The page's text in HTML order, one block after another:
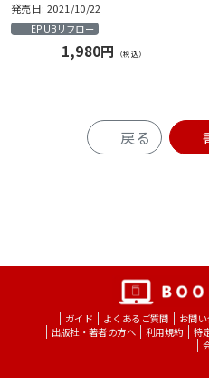
発売日: 2021/10/22
EPUBリフロー
1,980円 （税込）
戻る
ガイド よくあるご質問 お問
出版社・著者の方へ
利用規約 特